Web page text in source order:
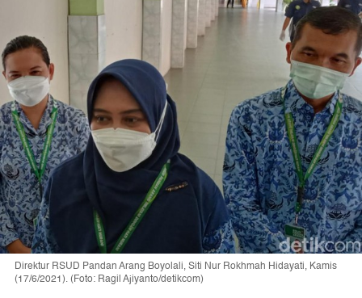
Direktur RSUD Pandan Arang Boyolali, Siti Nur Rokhmah Hidayati, Kamis
(17/6/2021). (Foto: Ragil Ajiyanto/detikcom)